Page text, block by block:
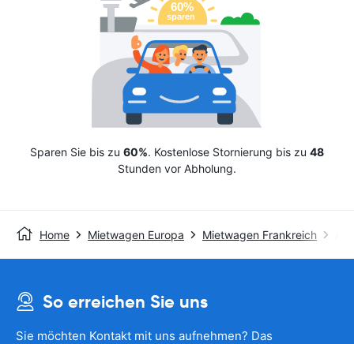
Sparen Sie bis zu 60%. Kostenlose Stornierung bis zu 48
Stunden vor Abholung.
Home Mietwagen Europa Mietwagen Frankreich
So erreichen Sie uns
Sie möchten Kontakt mit uns aufnehmen? Das